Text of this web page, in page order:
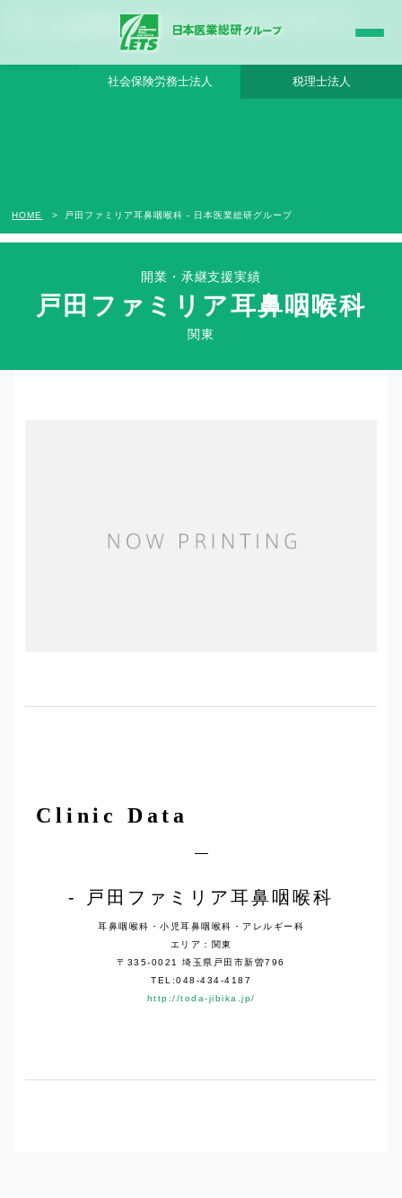
戸田ファミリア耳鼻咽喉科 - 日本医業総研グループ |日本医業総研｜医院開業・承継・
クリニック経営支援・医療モール開発
社会保険労務士法人 税理士法人
開業・承継支援実績
戸田ファミリア耳鼻咽喉科
関東
HOME 戸田ファミリア耳鼻咽喉科 - 日本医業総研グループ
Clinic Success Case
Clinic Data
戸田ファミリア耳鼻咽喉科
耳鼻咽喉科・小児耳鼻咽喉科・アレルギー科
エリア：関東
〒335-0021 埼玉県戸田市新曽796
TEL:048-434-4187
http://toda-jibika.jp/